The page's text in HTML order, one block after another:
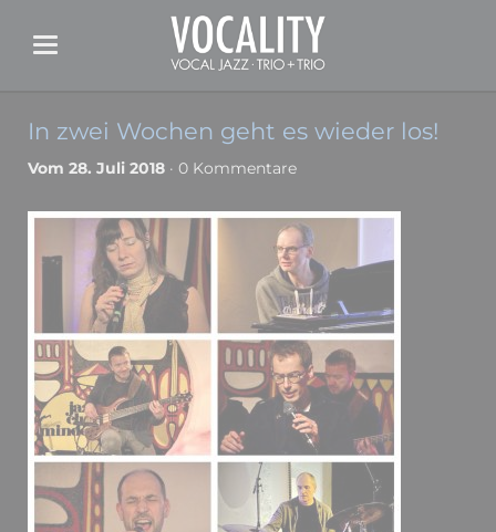
In zwei Wochen geht es wieder los!
Vom 28. Juli 2018· 0 Kommentare